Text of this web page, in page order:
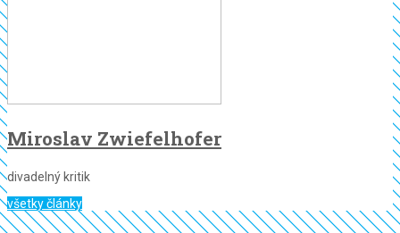
Miroslav Zwiefelhofer
divadelný kritik
všetky články